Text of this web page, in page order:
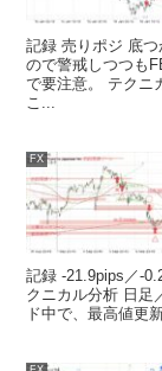
記録 売りポジ 底
ので警戒しつつも
で要注意。 テクニ
こ...
FX
記録 -21.9pips／-
クニカル分析 日足
ド中で、最高値更